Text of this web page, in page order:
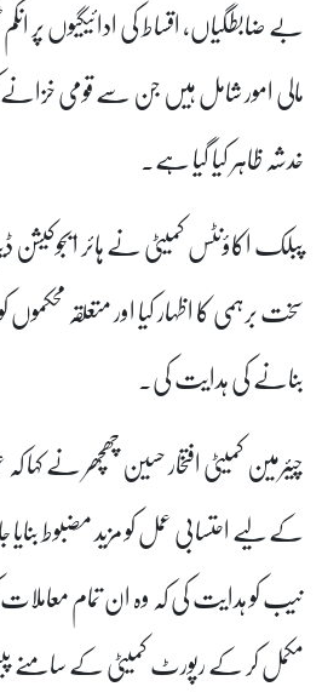
بے ضابطگیاں، اقساط کی ادائیگیوں پر
مالی امور شامل ہیں جن سے قومی خزانے
خدشہ ظاہر کیا گیا ہے۔
پبلک اکاؤنٹس کمیٹی نے ہائر ایجوکیشن
سخت برہمی کا اظہار کیا اور متعلقہ محکموں
بنانے کی ہدایت کی۔
چیئرمین کمیٹی افتخار حسین چھچھر نے
کے لیے احتسابی عمل کو مزید مضبوط
نیب کو ہدایت کی کہ وہ ان تمام
مکمل کر کے رپورٹ کمیٹی کے